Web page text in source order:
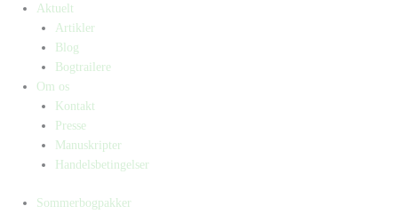
Aktuelt
Artikler
Blog
Bogtrailere
Om os
Kontakt
Presse
Manuskripter
Handelsbetingelser
Sommerbogpakker